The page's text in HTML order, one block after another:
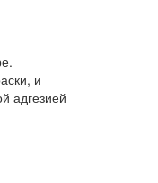
и
адгезией